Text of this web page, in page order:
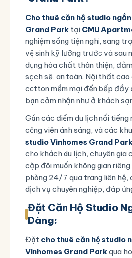
Cho thuê căn hộ studio
Grand Park tại CMU
nghiệm sống tiện nghi, sang
vệ sinh kỹ lưỡng trước và sau
dụng hóa chất thân thiện,
sạch sẽ, an toàn. Nội thất
cotton mềm mại đến bếp đầy
bạn cảm nhận như ở khách
Gần các điểm du lịch nổi tiếng
công viên ánh sáng, và các
studio Vinhomes Grand
cho khách du lịch, chuyên gia
cặp đôi muốn không gian
phòng 24/7 qua trang liên hệ,
dịch vụ chuyên nghiệp, đáp
Đặt Căn Hộ Studio
Dàng:
Đặt cho thuê căn hộ studio
Vinhomes Grand Parkqua